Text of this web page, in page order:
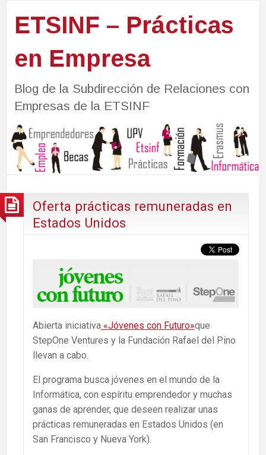
ETSINF – Prácticas
en Empresa
Blog de la Subdirección de Relaciones con
Empresas de la ETSINF
Oferta prácticas remuneradas en
Estados Unidos
Abierta iniciativa «Jóvenes con Futuro»que
StepOne Ventures y la Fundación Rafael del Pino
llevan a cabo.
El programa busca jóvenes en el mundo de la
Informática, con espíritu emprendedor y muchas
ganas de aprender, que deseen realizar unas
prácticas remuneradas en Estados Unidos (en
San Francisco y Nueva York).